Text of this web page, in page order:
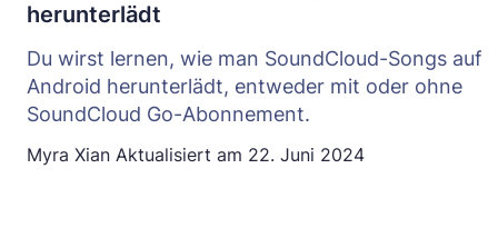
herunterlädt
Du wirst lernen, wie man SoundCloud-Songs auf
Android herunterlädt, entweder mit oder ohne
SoundCloud Go-Abonnement.
Myra Xian Aktualisiert am 22. Juni 2024